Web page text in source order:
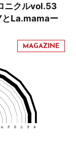
ニクルvol.53
とLa.mamaー